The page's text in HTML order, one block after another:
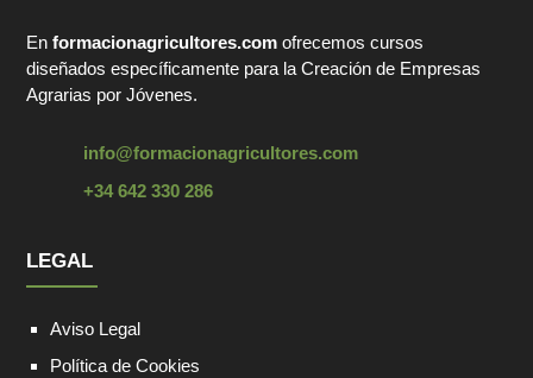
Enformacionagricultores.com ofrecemos cursos
diseñados específicamente para la Creación de Empresas
Agrarias por Jóvenes.
info@formacionagricultores.com
+34 642 330 286
LEGAL
Aviso Legal
Política de Cookies